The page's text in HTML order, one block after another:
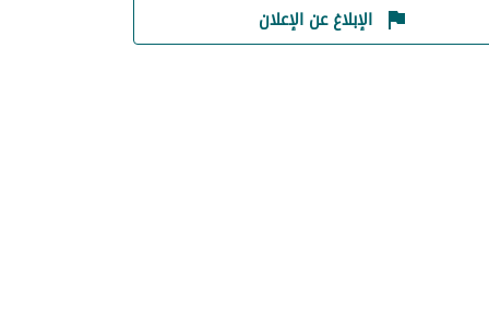
الإبلاغ عن الإعلان